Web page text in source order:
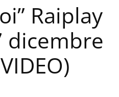
Raiplay
dicembre